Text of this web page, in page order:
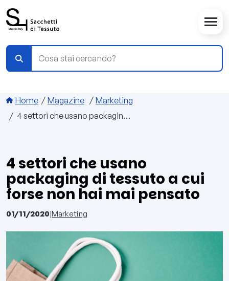
Briciole di pane
Home Magazine
Marketing
4 settori che usano packaging di tessuto a cui forse non hai mai pensato
4 settori che usano
packaging di tessuto a cui
forse non hai mai pensato
01/11/2020|Marketing